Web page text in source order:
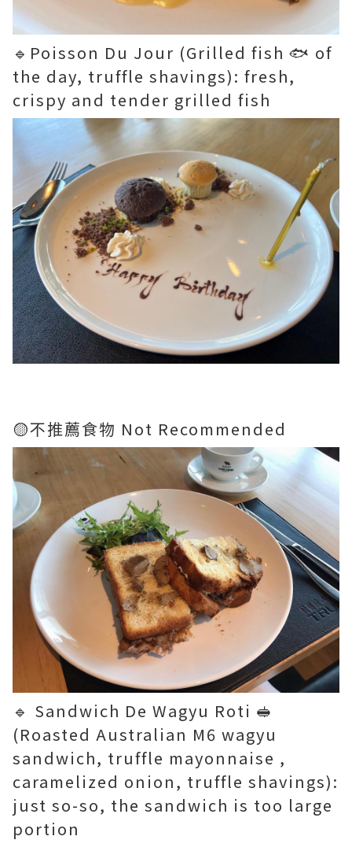
🔹Poisson Du Jour (Grilled fish 🐟 of
the day, truffle shavings): fresh,
crispy and tender grilled fish
🟡不推薦食物 Not Recommended
🔹 Sandwich De Wagyu Roti 🥪
(Roasted Australian M6 wagyu
sandwich, truffle mayonnaise ,
caramelized onion, truffle shavings):
just so-so, the sandwich is too large
portion